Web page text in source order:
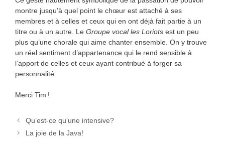
montre jusqu’à quel point le chœur est attaché à ses
membres et à celles et ceux qui en ont déjà fait partie à un
titre ou à un autre. Le Groupe vocal les Loriots est un peu
plus qu’une chorale qui aime chanter ensemble. On y trouve
un réel sentiment d’appartenance qui le rend sensible à
l’apport de celles et ceux ayant contribué à forger sa
personnalité.
Merci Tim !
Qu’est-ce qu’une intensive?
La joie de la Java!